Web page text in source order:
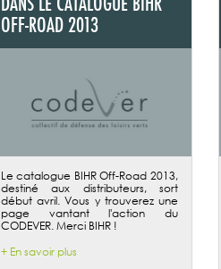
OFF-ROAD 2013
Le catalogue BIHR Off-Road 2013,
destiné aux distributeurs, sort
début avril. Vous y trouverez une
page vantant l'action du
CODEVER. Merci BIHR !
+ En savoir plus